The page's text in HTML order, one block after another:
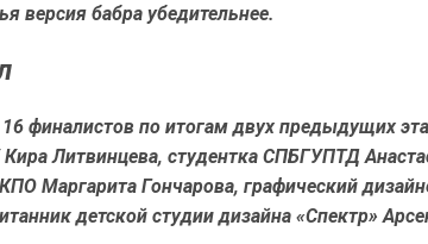
версия бабра убедительнее.
финалистов по итогам двух предыдущих
Литвинцева, студентка СПБГУПТД
Маргарита Гончарова, графический
детской студии дизайна «Спектр»